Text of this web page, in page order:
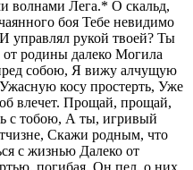
волнами Лега.* О скальд,
боя Тебе невидимо
управлял рукой твоей? Ты
родины далеко Могила
собою, Я вижу алчущую
косу простерть, Уже
влечет. Прощай, прощай,
с тобою, А ты, игривый
Скажи родным, что
с жизнью Далеко от
погибая, Он пел, о них